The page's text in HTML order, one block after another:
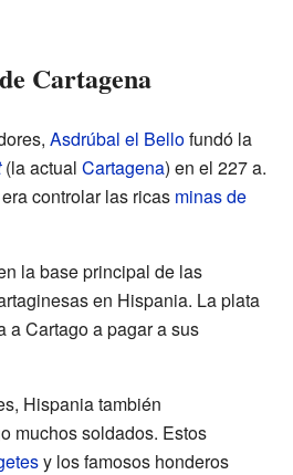
Cartagena
Asdrúbal el Bellofundó la
(la actual Cartagena) en el 227 a.
controlar las ricas minas de
la base principal de las
en Hispania. La plata
a Cartago a pagar a sus
Hispania también
muchos soldados. Estos
y los famosos honderos